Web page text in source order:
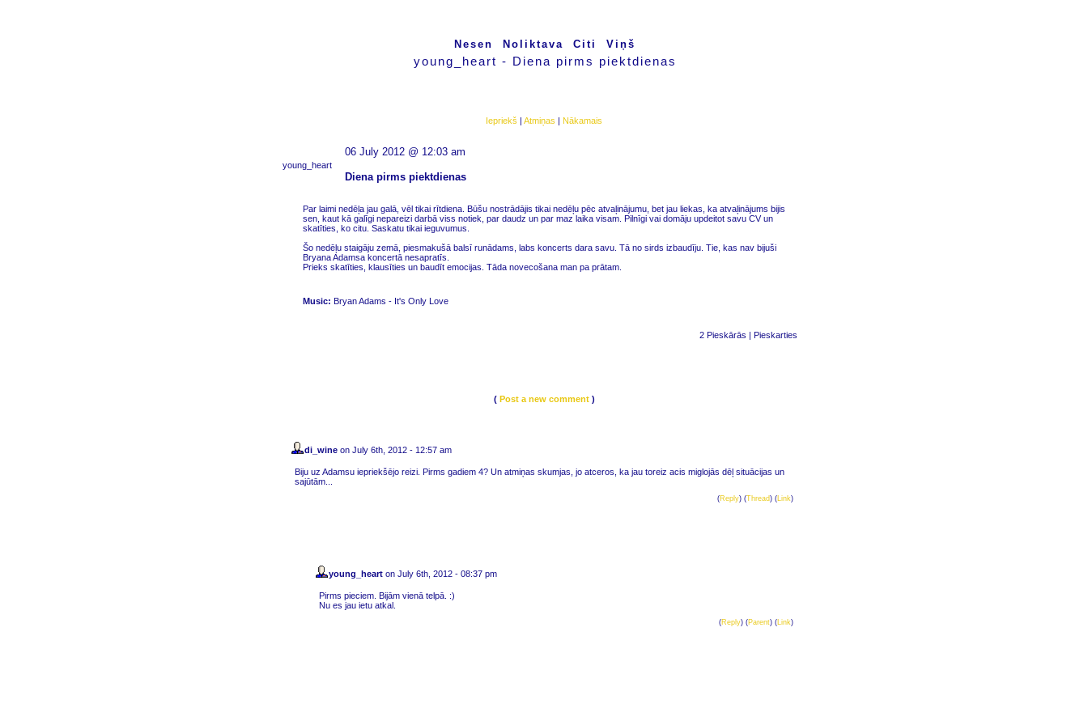
Nesen Noliktava Citi Viņš
young_heart - Diena pirms piektdienas
Iepriekš | Atmiņas | Nākamais
young_heart
06 July 2012 @ 12:03 am
Diena pirms piektdienas
Par laimi nedēļa jau galā, vēl tikai rītdiena. Būšu nostrādājis tikai nedēļu pēc atvaļinājumu, bet jau liekas, ka atvaļinājums bijis
sen, kaut kā galīgi nepareizi darbā viss notiek, par daudz un par maz laika visam. Pilnīgi vai domāju updeitot savu CV un
skatīties, ko citu. Saskatu tikai ieguvumus.
Šo nedēļu staigāju zemā, piesmakušā balsī runādams, labs koncerts dara savu. Tā no sirds izbaudīju. Tie, kas nav bijuši
Bryana Adamsa koncertā nesapratīs.
Prieks skatīties, klausīties un baudīt emocijas. Tāda novecošana man pa prātam.
Music: Bryan Adams - It's Only Love
2 Pieskārās | Pieskarties
( Post a new comment)
di_wine on July 6th, 2012 - 12:57 am
Biju uz Adamsu iepriekšējo reizi. Pirms gadiem 4? Un atmiņas skumjas, jo atceros, ka jau toreiz acis miglojās dēļ situācijas un
sajūtām...
(Reply) (Thread) (Link)
young_heart on July 6th, 2012 - 08:37 pm
Pirms pieciem. Bijām vienā telpā. :)
Nu es jau ietu atkal.
(Reply) (Parent) (Link)